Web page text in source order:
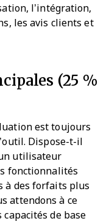
l’intégration,
les avis clients et
(25 %
est toujours
Dispose-t-il
utilisateur
fonctionnalités
à des forfaits plus
attendons à ce
de base